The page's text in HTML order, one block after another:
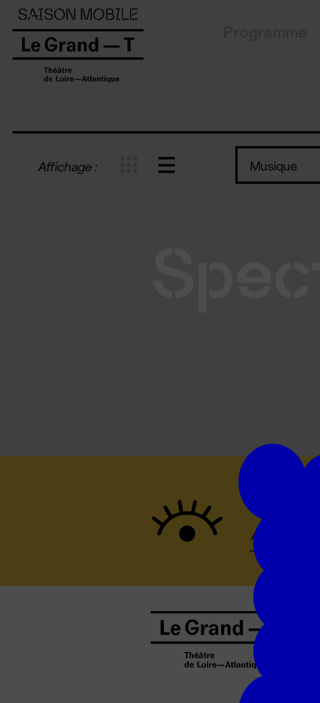
Affichage : Musique
Panneau de gestion des cookies